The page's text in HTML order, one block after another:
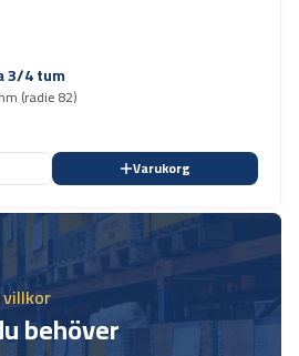
3/4 tum
(radie 82)
Varukorg
behöver